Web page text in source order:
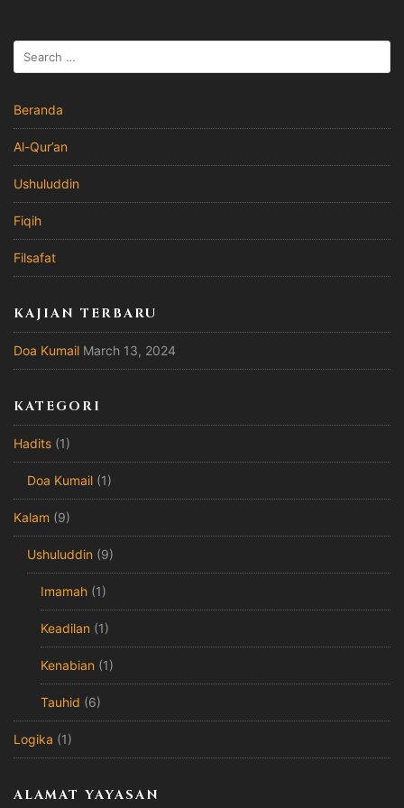
Beranda
Al-Qur’an
Ushuluddin
Fiqih
Filsafat
KAJIAN TERBARU
Doa Kumail March 13, 2024
KATEGORI
Hadits (1)
Doa Kumail (1)
Kalam (9)
Ushuluddin (9)
Imamah (1)
Keadilan (1)
Kenabian (1)
Tauhid (6)
Logika (1)
ALAMAT YAYASAN